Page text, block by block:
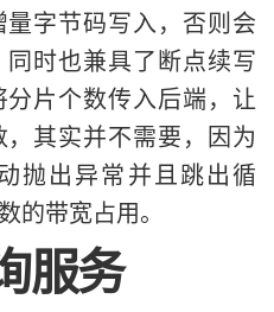
aiofiles . open('./
True:
:
source_file
=
await target_file
source_file
print(
break
字节码写入，否则会
时也兼具了断点续写
片个数传入后端，让
其实并不需要，因为
抛出异常并且跳出循
的带宽占用。
服务